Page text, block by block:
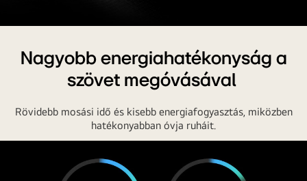
Nagyobb energiahatékonyság a
szövet megóvásával
Rövidebb mosási idő és kisebb energiafogyasztás, miközben
hatékonyabban óvja ruháit.